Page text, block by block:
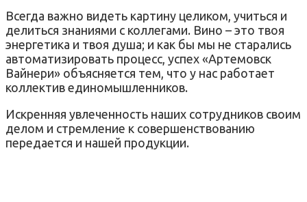
Всегда важно видеть картину целиком, учиться и
делиться знаниями с коллегами. Вино – это твоя
энергетика и твоя душа; и как бы мы не старались
автоматизировать процесс, успех «Артемовск
Вайнери» объясняется тем, что у нас работает
коллектив единомышленников.
Искренняя увлеченность наших сотрудников своим
делом и стремление к совершенствованию
передается и нашей продукции.